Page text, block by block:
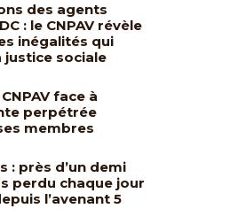
des agents
: le CNPAV révèle
inégalités qui
sociale
face à
perpétrée
membres
: près d’un demi
perdu chaque jour
l’avenant 5